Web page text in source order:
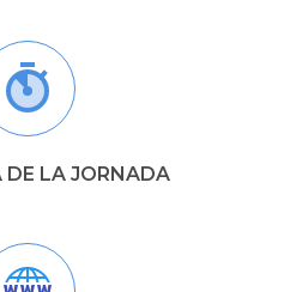
DE LA JORNADA